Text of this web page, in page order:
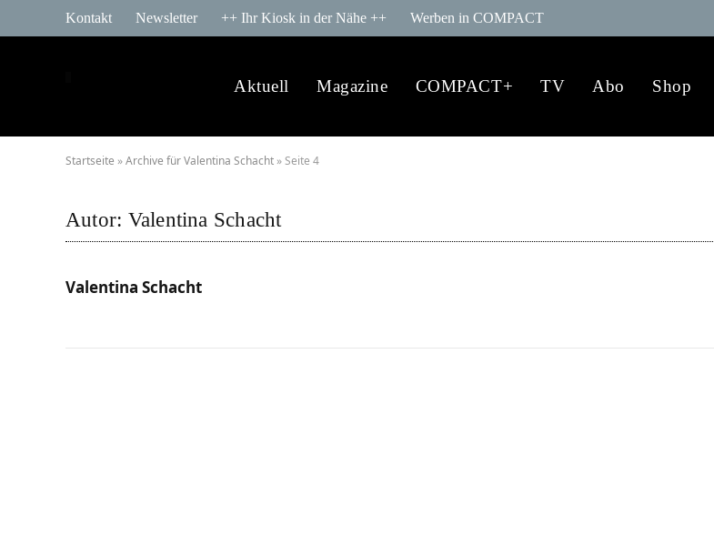
Kontakt Newsletter ++ Ihr Kiosk in der Nähe ++ Werben in COMPACT
Aktuell Magazine COMPACT+ TV Abo Shop
Startseite »Archive für Valentina Schacht »Seite 4
Autor: Valentina Schacht
Valentina Schacht